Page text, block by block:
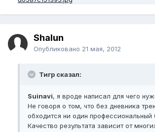
Shalun
Опубликовано 21 мая, 2012
Тигр сказал:
Suinavi, я вроде написал для чего
Не говоря о том, что без дневника
обходится ни один профессиональный
Качество результата зависит от